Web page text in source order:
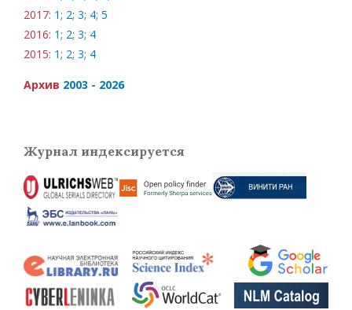
2017: 1; 2; 3; 4; 5
2016: 1; 2; 3; 4
2015: 1; 2; 3; 4
Архив 2003 - 2026
Журнал индексируется